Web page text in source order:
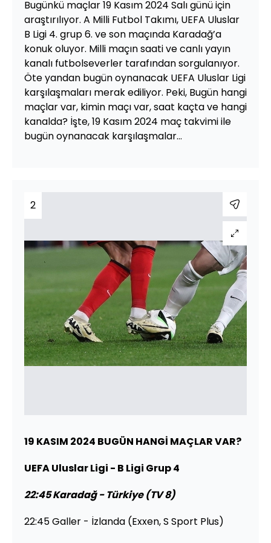
Bugünkü maçlar 19 Kasım 2024 Salı günü için
araştırılıyor. A Milli Futbol Takımı, UEFA Uluslar
B Ligi 4. grup 6. ve son maçında Karadağ’a
konuk oluyor. Milli maçın saati ve canlı yayın
kanalı futbolseverler tarafından sorgulanıyor.
Öte yandan bugün oynanacak UEFA Uluslar Ligi
karşılaşmaları merak ediliyor. Peki, Bugün hangi
maçlar var, kimin maçı var, saat kaçta ve hangi
kanalda? İşte, 19 Kasım 2024 maç takvimi ile
bugün oynanacak karşılaşmalar…
2
19 KASIM 2024 BUGÜN HANGİ MAÇLAR VAR?
UEFA Uluslar Ligi - B Ligi Grup 4
22:45 Karadağ - Türkiye (TV 8)
22:45 Galler - İzlanda (Exxen, S Sport Plus)